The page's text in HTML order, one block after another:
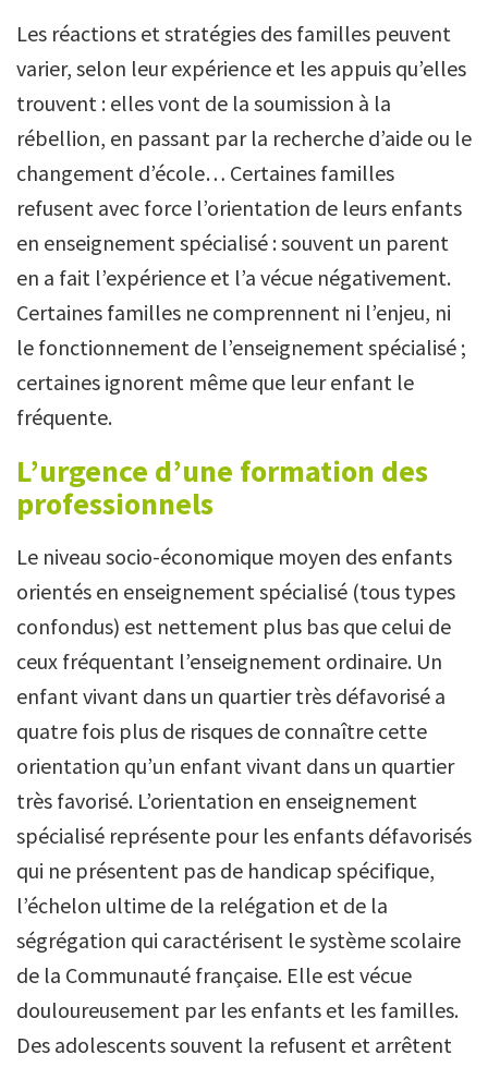
Les réactions et stratégies des familles peuvent
varier, selon leur expérience et les appuis qu’elles
trouvent : elles vont de la soumission à la
rébellion, en passant par la recherche d’aide ou le
changement d’école… Certaines familles
refusent avec force l’orientation de leurs enfants
en enseignement spécialisé : souvent un parent
en a fait l’expérience et l’a vécue négativement.
Certaines familles ne comprennent ni l’enjeu, ni
le fonctionnement de l’enseignement spécialisé ;
certaines ignorent même que leur enfant le
fréquente.
L’urgence d’une formation des
professionnels
Le niveau socio-économique moyen des enfants
orientés en enseignement spécialisé (tous types
confondus) est nettement plus bas que celui de
ceux fréquentant l’enseignement ordinaire. Un
enfant vivant dans un quartier très défavorisé a
quatre fois plus de risques de connaître cette
orientation qu’un enfant vivant dans un quartier
très favorisé. L’orientation en enseignement
spécialisé représente pour les enfants défavorisés
qui ne présentent pas de handicap spécifique,
l’échelon ultime de la relégation et de la
ségrégation qui caractérisent le système scolaire
de la Communauté française. Elle est vécue
douloureusement par les enfants et les familles.
Des adolescents souvent la refusent et arrêtent